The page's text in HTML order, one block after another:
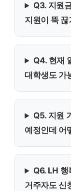
Q3. 지원
지원이 뚝
Q4. 현재
대학생도 가
Q5. 지원
예정인데 어
Q6. LH
거주자도 신